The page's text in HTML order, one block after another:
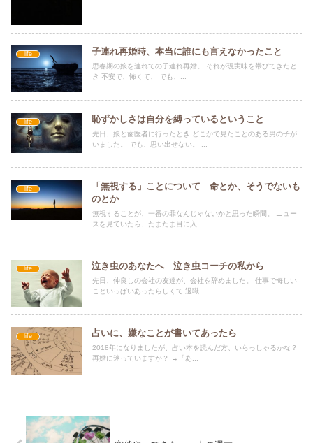
life 子連れ再婚時、本当に誰にも言えなかったこと
思春期の娘を連れての子連れ再婚。 それが現実味を帯びてきたと
き 不安で、怖くて、 でも、...
life 恥ずかしさは自分を縛っているということ
先日、娘と歯医者に行ったとき どこかで見たことのある男の子が
いました。 でも、思い出せない。 ...
life
「無視する」ことについて 命とか、そうでないも
のとか
無視することが、一番の罪なんじゃないかと思った瞬間。 ニュー
スを見ていたら、たまたま目に入...
life 泣き虫のあなたへ 泣き虫コーチの私から
先日、仲良しの会社の友達が、会社を辞めました。 仕事で悔しい
こといっぱいあったらしくて 退職...
life 占いに、嫌なことが書いてあったら
2018年になりましたが、占い本を読んだ方、いらっしゃるかな？
再婚に迷っていますか？ →「あ...